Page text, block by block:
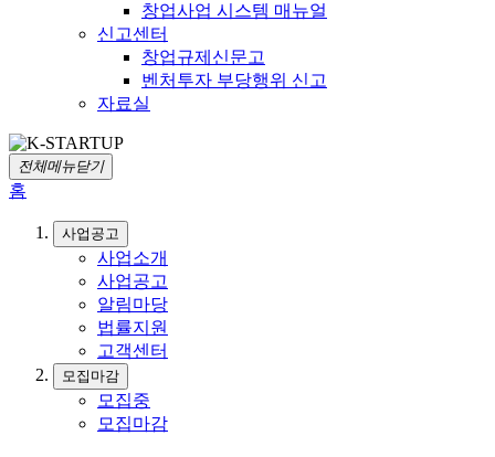
창업사업 시스템 매뉴얼
신고센터
창업규제신문고
벤처투자 부당행위 신고
자료실
전체메뉴닫기
홈
사업공고
사업소개
사업공고
알림마당
법률지원
고객센터
모집마감
모집중
모집마감